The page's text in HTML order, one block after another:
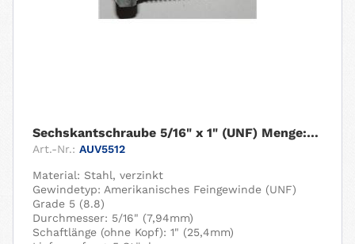
Sechskantschraube 5/16" x 1" (UNF) Menge: 5 Stück
Art.-Nr.: AUV5512
Material: Stahl, verzinkt
Gewindetyp: Amerikanisches Feingewinde (UNF)
Grade 5 (8.8)
Durchmesser: 5/16" (7,94mm)
Schaftlänge (ohne Kopf): 1" (25,4mm)